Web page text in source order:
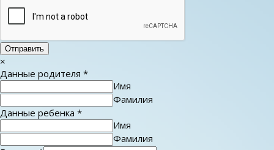
Отправить
×
Данные родителя *
Имя
Фамилия
Данные ребенка *
Имя
Фамилия